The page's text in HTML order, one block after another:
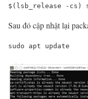
$(lsb_release -
Sau đó cập nhật lại
sudo apt update